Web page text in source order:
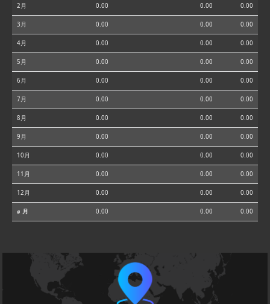
2月 0.00 0.00 0.00
3月 0.00 0.00 0.00
4月 0.00 0.00 0.00
5月 0.00 0.00 0.00
6月 0.00 0.00 0.00
7月 0.00 0.00 0.00
8月 0.00 0.00 0.00
9月 0.00 0.00 0.00
10月 0.00 0.00 0.00
11月 0.00 0.00 0.00
12月 0.00 0.00 0.00
⌀ 月 0.00 0.00 0.00